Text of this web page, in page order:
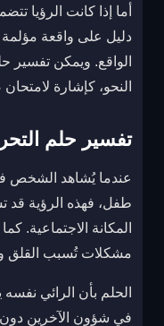
أما إذا كانت الرؤيا
دليل على واقعة مؤلمة
الواقع. ويمكن
النحو، كإشارة
تفسير حلم
عندما يُشاهد الشخص
طفل، فهذه الرؤية قد
المكانة الاجتماعية.
مشكلات تُسبب القلق
الحلم بأن الرائي
في شؤون الآخرين دون